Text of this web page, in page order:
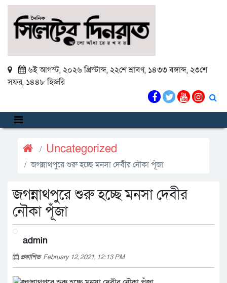
৬ই আগস্ট, ২০২৬ খ্রিস্টাব্দ, ২২শে শ্রাবণ, ১৪৩৩ বঙ্গাব্দ, ২৩শে
সফর, ১৪৪৮ হিজরি
Uncategorized
জগন্নাথপুরে শুরু হচ্ছে মনসা দেবীর নৌকা পূঁজা
জগন্নাথপুরে শুরু হচ্ছে মনসা দেবীর
নৌকা পূঁজা
admin
প্রকাশিত February 12, 2021, 12:13 PM